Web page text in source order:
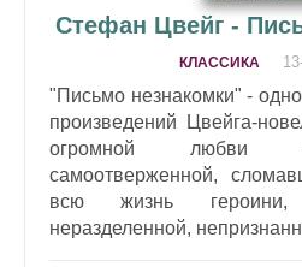
Стефан Цвейг -
КЛАССИКА
"Письмо незнакомки" -
произведений Цвейга-
огромной любви -
самоотверженной,
всю жизнь
неразделенной,